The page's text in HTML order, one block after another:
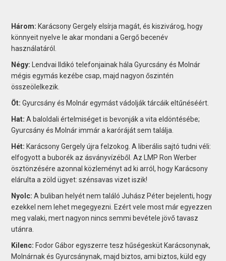
Három: Karácsony Gergely elsírja magát, és kiszivárog, hogy
könnyeit nyelve le akar mondani a Gergő becenév
használatáról.
Négy:
Lendvai Ildikó telefonjainak hála Gyurcsány és Molnár
mégis egymás kezébe csap, majd nagyon őszintén
összeölelkezik.
Öt:Gyurcsány és Molnár egymást vádolják tárcáik eltűnéséért.
Hat:A baloldali értelmiséget is bevonják a vita eldöntésébe;
Gyurcsány és Molnár immár a karóráját sem találja.
Hét: Karácsony Gergely újra felzokog. A liberális sajtó tudni véli:
elfogyott a buborék az ásványvízéből. Az LMP Ron Werber
ösztönzésére azonnal közleményt ad ki arról, hogy Karácsony
elárulta a zöld ügyet: szénsavas vizet iszik!
Nyolc:A buliban helyét nem találó Juhász Péter bejelenti, hogy
ezekkel nem lehet megegyezni. Ezért vele most már egyezzen
meg valaki, mert nagyon nincs semmi bevétele jövő tavasz
utánra.
Kilenc: Fodor Gábor egyszerre tesz hűségesküt Karácsonynak,
Molnárnak és Gyurcsánynak, majd biztos, ami biztos, küld egy